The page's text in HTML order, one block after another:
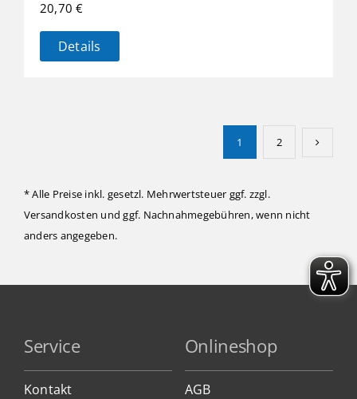
20,70€
Details
1 2
* Alle Preise inkl. gesetzl. Mehrwertsteuer ggf. zzgl.
Versandkosten und ggf. Nachnahmegebühren, wenn nicht
anders angegeben.
Service
Kontakt
Onlineshop
AGB